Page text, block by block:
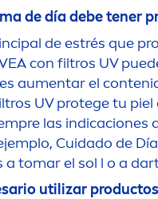
de día debe tener
de estrés que
con filtros UV
es aumentar el
UV protege tu piel
las indicaciones
Cuidado de
a tomar el sol l o a
utilizar